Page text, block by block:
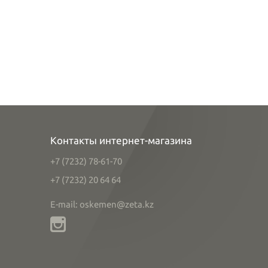
Контакты интернет-магазина
+7 (7232) 78-61-70
+7 (7232) 20 64 64
E-mail: oskemen@zeta.kz